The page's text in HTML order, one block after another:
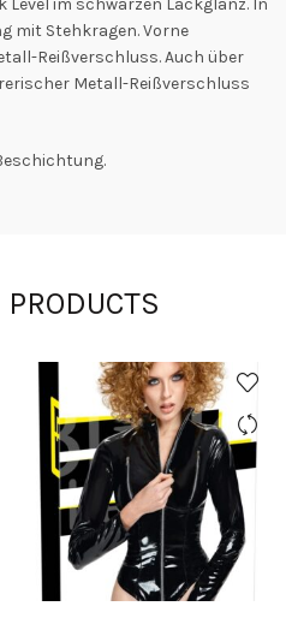
Level im schwarzen Lackglanz. In
mit Stehkragen. Vorne
Reißverschluss. Auch über
Metall-Reißverschluss